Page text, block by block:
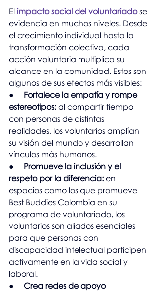
El impacto social del voluntariado se
evidencia en muchos niveles. Desde
el crecimiento individual hasta la
transformación colectiva, cada
acción voluntaria multiplica su
alcance en la comunidad. Estos son
algunos de sus efectos más visibles:
● Fortalece la empatía y rompe
estereotipos: al compartir tiempo
con personas de distintas
realidades, los voluntarios amplían
su visión del mundo y desarrollan
vínculos más humanos.
● Promueve la inclusión y el
respeto por la diferencia: en
espacios como los que promueve
Best Buddies Colombia en su
programa de voluntariado, los
voluntarios son aliados esenciales
para que personas con
discapacidad intelectual participen
activamente en la vida social y
laboral.
● Crea redes de apoyo